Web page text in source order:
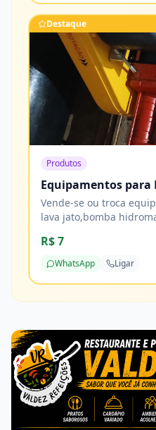
Destaque
Produtos
Equipamentos para
Vende-se ou troca
lava jato,bomba hidromar bh 6100,,
litros 2 tamores de 200
de mangueiras
R$ 7
WhatsApp Ligar